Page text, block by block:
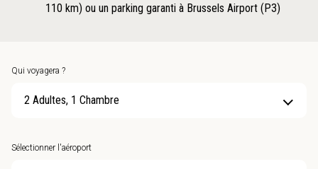
110 km) ou un parking garanti à Brussels Airport (P3)
Qui voyagera ?
2 Adultes, 1 Chambre
Sélectionner l'aéroport